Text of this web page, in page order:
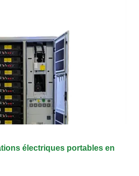
électriques portables en